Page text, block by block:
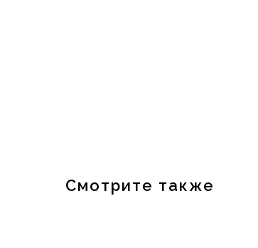
Смотрите также